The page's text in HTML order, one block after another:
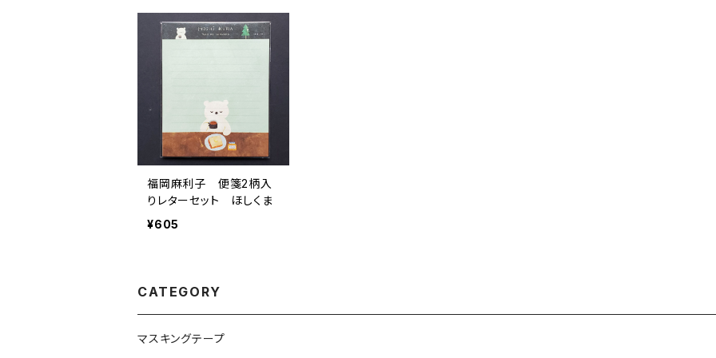
福岡麻利子 便箋2柄入
りレターセット ほしくま
¥605
CATEGORY
マスキングテープ